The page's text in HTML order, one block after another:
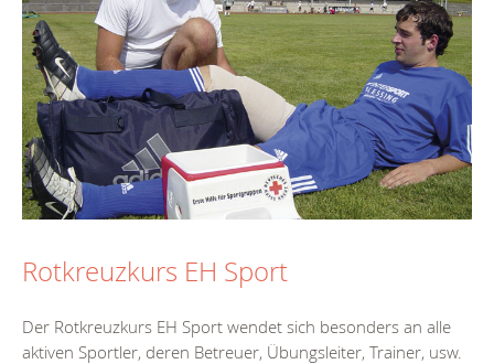
Rotkreuzkurs EH Sport
Der Rotkreuzkurs EH Sport wendet sich besonders an alle
aktiven Sportler, deren Betreuer, Übungsleiter, Trainer, usw.